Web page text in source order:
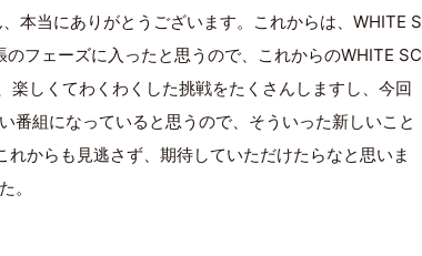
本当にありがとうございます。これからは、WHITE S
フェーズに入ったと思うので、これからのWHITE SC
楽しくてわくわくした挑戦をたくさんしますし、今回
番組になっていると思うので、そういった新しいこと
れからも見逃さず、期待していただけたらなと思いま
。